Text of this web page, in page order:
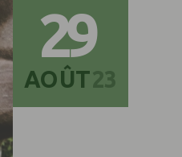
29
AOÛT23